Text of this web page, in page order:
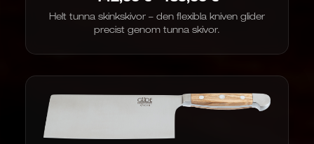
€
till
€
Helt tunna skinkskivor – den flexibla kniven glider
precist genom tunna skivor.